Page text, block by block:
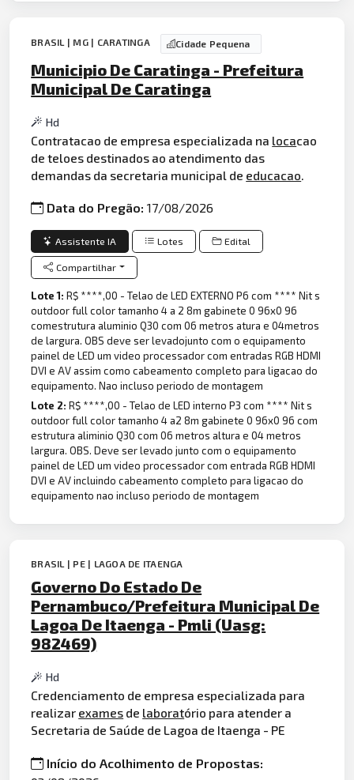
BRASIL | MG | CARATINGA Cidade Pequena
Municipio De Caratinga - Prefeitura
Municipal De Caratinga
Hd
Contratacao de empresa especializada na locacao
de teloes destinados ao atendimento das
demandas da secretaria municipal de educacao.
Data do Pregão:17/08/2026
Assistente IA Lotes Edital
Compartilhar
Lote 1:R$ ****,00 - Telao de LED EXTERNO P6 com **** Nit s
outdoor full color tamanho 4 a 2 8m gabinete 0 96x0 96
comestrutura aluminio Q30 com 06 metros atura e 04metros
de largura. OBS deve ser levadojunto com o equipamento
painel de LED um video processador com entradas RGB HDMI
DVI e AV assim como cabeamento completo para ligacao do
equipamento. Nao incluso periodo de montagem
Lote 2:R$ ****,00 - Telao de LED interno P3 com **** Nit s
outdoor full color tamanho 4 a2 8m gabinete 0 96x0 96 com
estrutura aliminio Q30 com 06 metros altura e 04 metros
largura. OBS. Deve ser levado junto com o equipamento
painel de LED um video processador com entrada RGB HDMI
DVI e AV incluindo cabeamento completo para ligacao do
equipamento nao incluso periodo de montagem
BRASIL | PE | LAGOA DE ITAENGA
Governo Do Estado De
Pernambuco/Prefeitura Municipal De
Lagoa De Itaenga - Pmli (Uasg:
982469)
Hd
Credenciamento de empresa especializada para
realizar exames de laboratório para atender a
Secretaria de Saúde de Lagoa de Itaenga - PE
Início do Acolhimento de Propostas: